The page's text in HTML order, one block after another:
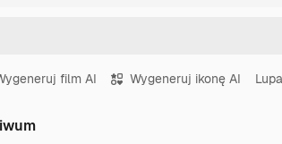
film AI Wygeneruj ikonę AI Lupa